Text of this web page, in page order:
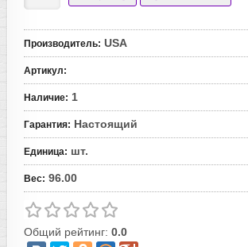
Производитель: USA
Артикул:
Наличие: 1
Гарантия: Настоящий
Единица: шт.
Вес: 96.00
Общий рейтинг: 0.0